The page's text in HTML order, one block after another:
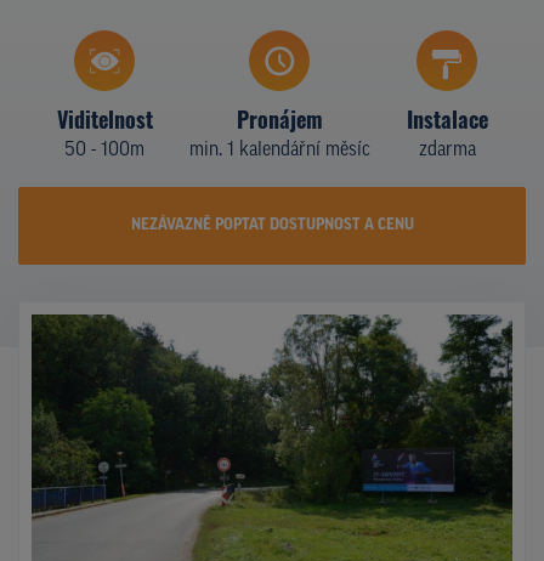
CENY
Z PRAXE
KDO JSME
PROMO AKCE
Viditelnost
50 - 100m
Pronájem
min. 1 kalendářní měsíc
Instalace
zdarma
NEZÁVAZNĚ POPTAT DOSTUPNOST A CENU